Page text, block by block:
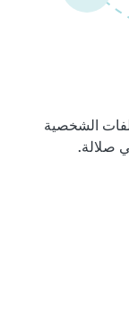
الشخصية
صلالة.